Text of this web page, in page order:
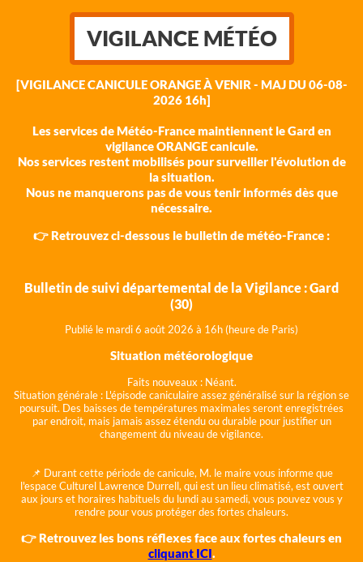
VIGILANCE MÉTÉO
[VIGILANCE CANICULE ORANGE À VENIR - MAJ DU 06-08-
2026 16h]
Les services de Météo-France maintiennent le Gard en
vigilance ORANGE canicule.
Nos services restent mobilisés pour surveiller l'évolution de
la situation.
Nous ne manquerons pas de vous tenir informés dès que
nécessaire.
👉 Retrouvez ci-dessous le bulletin de météo-France :
Bulletin de suivi départemental de la Vigilance : Gard
(30)
Publié le mardi 6 août 2026 à 16h (heure de Paris)
Situation météorologique
Faits nouveaux : Néant.
Situation générale : L'épisode caniculaire assez généralisé sur la région se
poursuit. Des baisses de températures maximales seront enregistrées
par endroit, mais jamais assez étendu ou durable pour justifier un
changement du niveau de vigilance.
📌 Durant cette période de canicule, M. le maire vous informe que
l'espace Culturel Lawrence Durrell, qui est un lieu climatisé, est ouvert
aux jours et horaires habituels du lundi au samedi, vous pouvez vous y
rendre pour vous protéger des fortes chaleurs.
👉 Retrouvez les bons réflexes face aux fortes chaleurs en
cliquant ICI.